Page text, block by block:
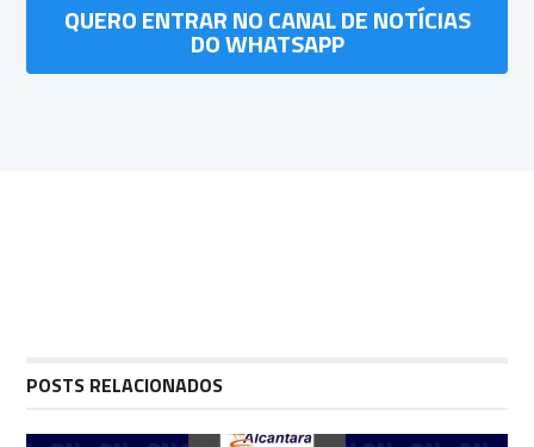
QUERO ENTRAR NO CANAL DE NOTÍCIAS
DO WHATSAPP
POSTS RELACIONADOS